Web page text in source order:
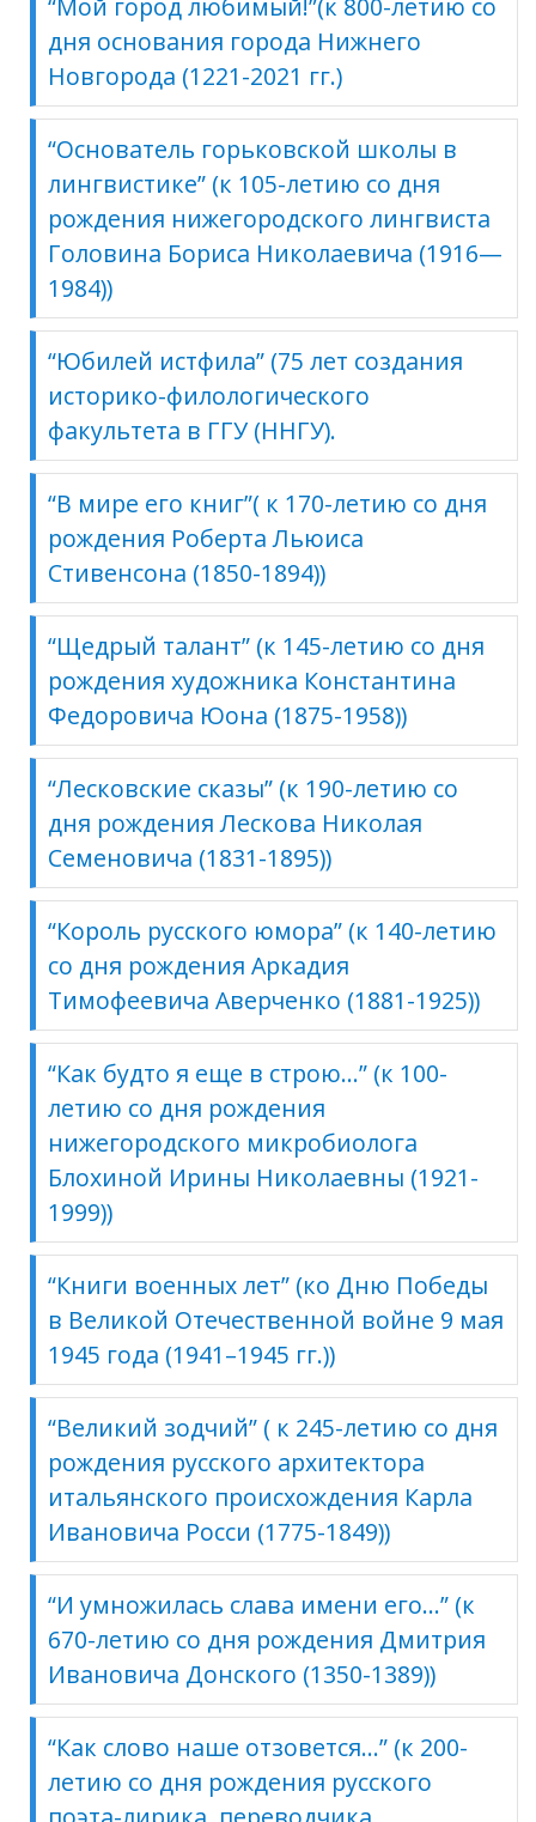
дня основания города Нижнего
Новгорода (1221-2021 гг.)
“Основатель горьковской школы в
лингвистике” (к 105-летию со дня
рождения нижегородского лингвиста
Головина Бориса Николаевича (1916—
1984))
“Юбилей истфила” (75 лет создания
историко-филологического
факультета в ГГУ (ННГУ).
“В мире его книг”( к 170-летию со дня
рождения Роберта Льюиса
Стивенсона (1850-1894))
“Щедрый талант” (к 145-летию со дня
рождения художника Константина
Федоровича Юона (1875-1958))
“Лесковские сказы” (к 190-летию со
дня рождения Лескова Николая
Семеновича (1831-1895))
“Король русского юмора” (к 140-летию
со дня рождения Аркадия
Тимофеевича Аверченко (1881-1925))
“Как будто я еще в строю…” (к 100-
летию со дня рождения
нижегородского микробиолога
Блохиной Ирины Николаевны (1921-
1999))
“Книги военных лет” (ко Дню Победы
в Великой Отечественной войне 9 мая
1945 года (1941–1945 гг.))
“Великий зодчий” ( к 245-летию со дня
рождения русского архитектора
итальянского происхождения Карла
Ивановича Росси (1775-1849))
“И умножилась слава имени его…” (к
670-летию со дня рождения Дмитрия
Ивановича Донского (1350-1389))
“Как слово наше отзовется…” (к 200-
летию со дня рождения русского